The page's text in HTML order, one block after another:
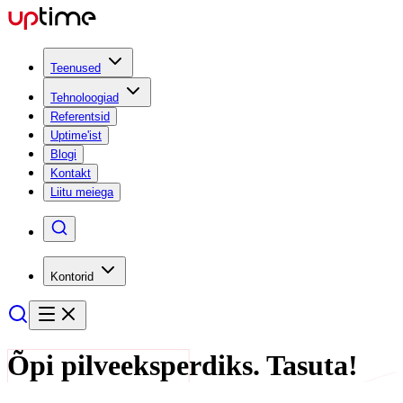
Teenused
Tehnoloogiad
Referentsid
Uptime'ist
Blogi
Kontakt
Liitu meiega
Kontorid
Õpi pilveeksperdiks. Tasuta!